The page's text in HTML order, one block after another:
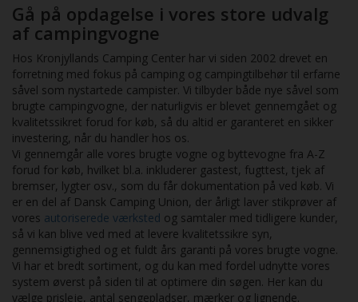
Gå på opdagelse i vores store udvalg
af campingvogne
Hos Kronjyllands Camping Center har vi siden 2002 drevet en
forretning med fokus på camping og campingtilbehør til erfarne
såvel som nystartede campister. Vi tilbyder både nye såvel som
brugte campingvogne, der naturligvis er blevet gennemgået og
kvalitetssikret forud for køb, så du altid er garanteret en sikker
investering, når du handler hos os.
Vi gennemgår alle vores brugte vogne og byttevogne fra A-Z
forud for køb, hvilket bl.a. inkluderer gastest, fugttest, tjek af
bremser, lygter osv., som du får dokumentation på ved køb. Vi
er en del af Dansk Camping Union, der årligt laver stikprøver af
vores autoriserede værksted og samtaler med tidligere kunder,
så vi kan blive ved med at levere kvalitetssikre syn,
gennemsigtighed og et fuldt års garanti på vores brugte vogne.
Vi har et bredt sortiment, og du kan med fordel udnytte vores
system øverst på siden til at optimere din søgen. Her kan du
vælge prisleje, antal sengepladser, mærker og lignende.